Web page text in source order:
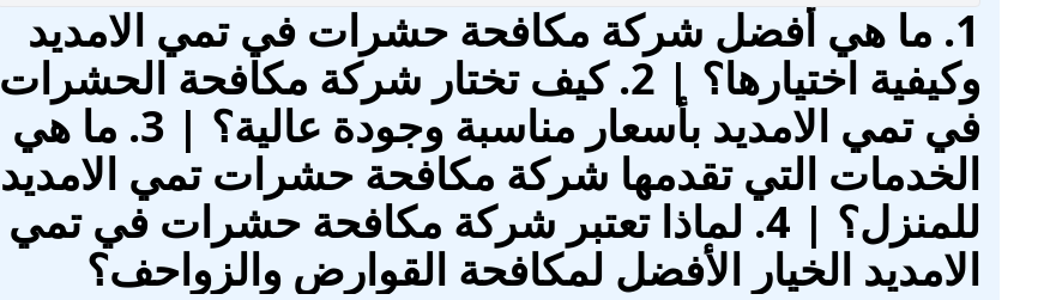
1. ما هي أفضل شركة مكافحة حشرات في تمي الامديد
وكيفية اختيارها؟ | 2. كيف تختار شركة مكافحة الحشرات
في تمي الامديد بأسعار مناسبة وجودة عالية؟ | 3. ما هي
الخدمات التي تقدمها شركة مكافحة حشرات تمي الامديد
للمنزل؟ | 4. لماذا تعتبر شركة مكافحة حشرات في تمي
الامديد الخيار الأفضل لمكافحة القوارض والزواحف؟